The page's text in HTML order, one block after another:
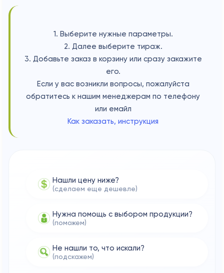
1. Выберите нужные параметры.
2. Далее выберите тираж.
3. Добавьте заказ в корзину или сразу закажите
его.
Если у вас возникли вопросы, пожалуйста
обратитесь к нашим менеджерам по телефону
или емайл
Как заказать, инструкция
Нашли цену ниже?
(сделаем еще дешевле)
Нужна помощь с выбором продукции?
(поможем)
Не нашли то, что искали?
(подскажем)